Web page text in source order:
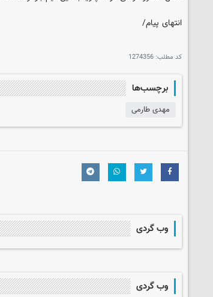
انتهای پیام/
کد مطلب: 1274356
برچسب‌ها
مهدی طارمی
وب گردی
وب گردی